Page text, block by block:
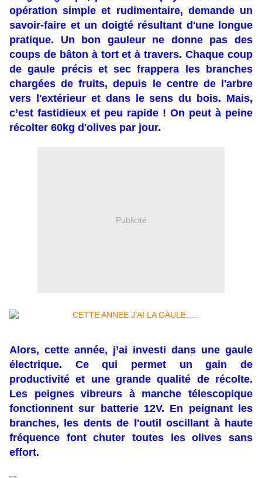
opération simple et rudimentaire, demande un
savoir-faire et un doigté résultant d'une longue
pratique. Un bon gauleur ne donne pas des
coups de bâton à tort et à travers.Chaque coup
de gaule précis et sec frappera les branches
chargées de fruits, depuis le centre de l'arbre
vers l'extérieur et dans le sens du bois. Mais,
c’est fastidieux et peu rapide ! On peut à peine
récolter 60kg d'olives par jour.
Publicité
Alors, cette année, j’ai investi dans une gaule
électrique. Ce qui permet un gain de
productivité et une grande qualité de récolte.
Les peignes vibreurs à manche télescopique
fonctionnent sur batterie 12V. En peignant les
branches, les dents de l'outil oscillant à haute
fréquence font chuter toutes les olives sans
effort.